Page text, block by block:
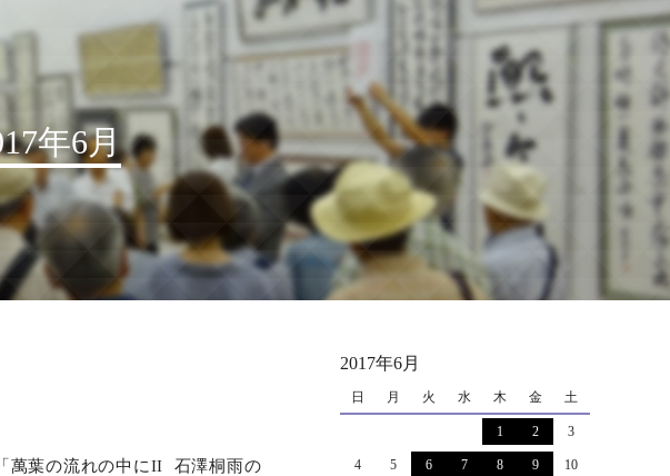
年6月
萬葉の流れの中にII 石澤桐雨の
2017年6月
日 月 火 水 木 金 土
1 2 3
4 5 6 7 8 9 10